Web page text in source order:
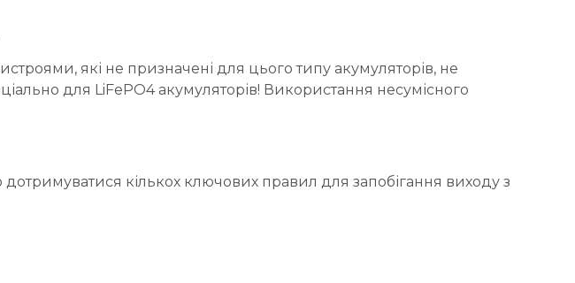
які не призначені для цього типу акумуляторів, не
для LiFePO4 акумуляторів! Використання несумісного
дотримуватися кількох ключових правил для запобігання виходу з